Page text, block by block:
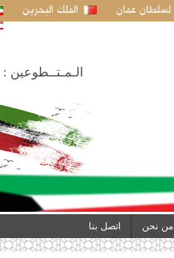
لسلطان عمان الملك البحرين
الـمـتــطوعين :
من نحن اتصل بنا